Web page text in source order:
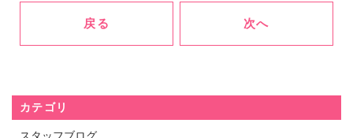
戻る 次へ
カテゴリ